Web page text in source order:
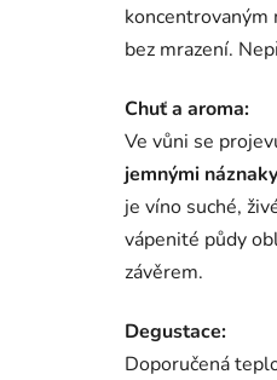
koncentrovaným
bez mrazení.
Chuť a aroma:
Ve vůni se
jemnými
je víno suché,
vápenité půdy
závěrem.
Degustace:
Doporučená